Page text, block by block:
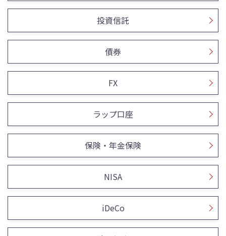
投資信託
債券
FX
ラップ口座
保険・年金保険
NISA
iDeCo